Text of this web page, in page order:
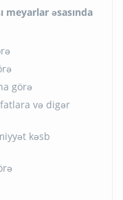
meyarlar əsasında
görə
və digər
kəsb